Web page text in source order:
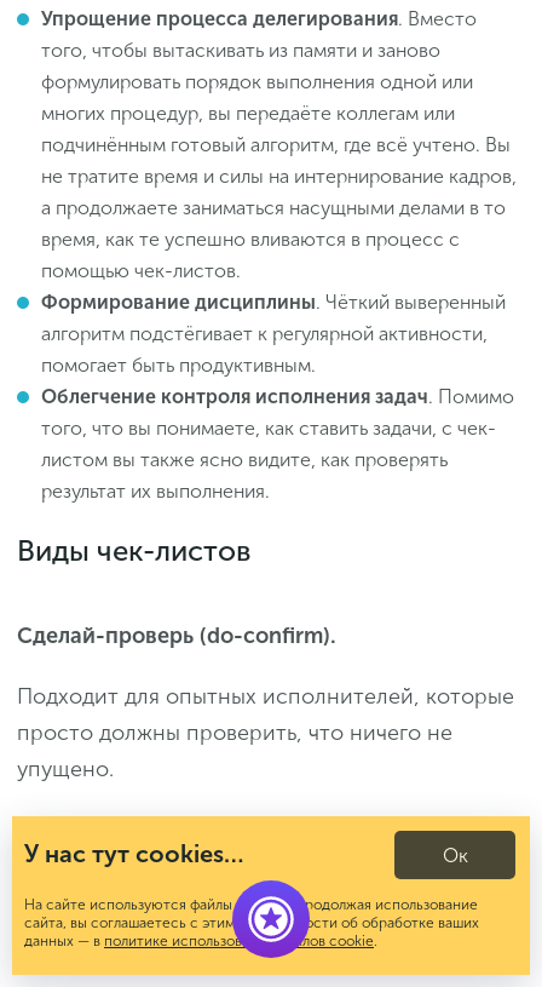
Упрощение процесса делегирования. Вместо
того, чтобы вытаскивать из памяти и заново
формулировать порядок выполнения одной или
многих процедур, вы передаёте коллегам или
подчинённым готовый алгоритм, где всё учтено. Вы
не тратите время и силы на интернирование кадров,
а продолжаете заниматься насущными делами в то
время, как те успешно вливаются в процесс с
помощью чек-листов.
Формирование дисциплины. Чёткий выверенный
алгоритм подстёгивает к регулярной активности,
помогает быть продуктивным.
Облегчение контроля исполнения задач. Помимо
того, что вы понимаете, как ставить задачи, с чек-
листом вы также ясно видите, как проверять
результат их выполнения.
Виды чек-листов
Сделай-проверь (do-confirm).
Подходит для опытных исполнителей, которые
просто должны проверить, что ничего не
упущено.
Ориентирован на новичков. Нужно просто
читать и пошагово выполнять достаточно
простые действия. К примеру, сборка мебели.
У нас тут cookies…
На сайте используются файлы cookies. Продолжая использование
сайта, вы соглашаетесь с этим. Подробности об обработке ваших
данных — в политике использования файлов cookie.
Ок